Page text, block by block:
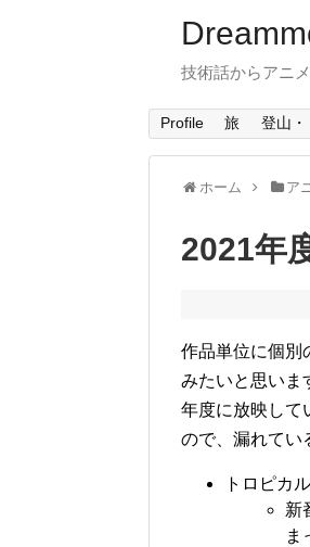
技術話からアニ
Profile 旅 登山
ホーム ア
2021年
作品単位に個別
みたいと思いま
年度に放映して
ので、漏れてい
トロピカ
新
ま